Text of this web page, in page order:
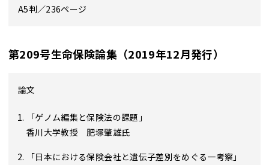
A5判／236ページ
第209号生命保険論集（2019年12月発行）
論文
「ゲノム編集と保険法の課題」
香川大学教授 肥塚肇雄氏
「日本における保険会社と遺伝子差別をめぐる一考察」